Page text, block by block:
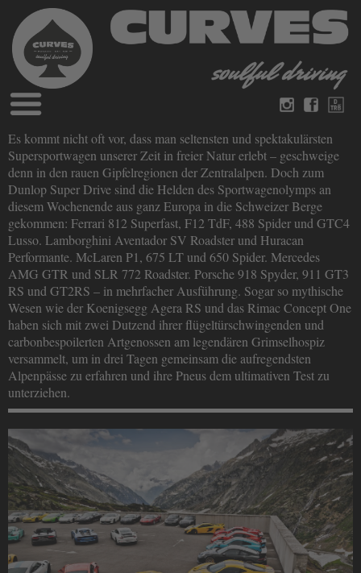
Blog
Magazine
Bücher
Videos
Deutsch Englisch
über Curves
Impressum
Datenschutz
Kontakt
Es kommt nicht oft vor, dass man seltensten und spektakulärsten
Supersportwagen unserer Zeit in freier Natur erlebt – geschweige
denn in den rauen Gipfelregionen der Zentralalpen. Doch zum
Dunlop Super Drive sind die Helden des Sportwagenolymps an
diesem Wochenende aus ganz Europa in die Schweizer Berge
gekommen: Ferrari 812 Superfast, F12 TdF, 488 Spider und GTC4
Lusso. Lamborghini Aventador SV Roadster und Huracan
Performante. McLaren P1, 675 LT und 650 Spider. Mercedes
AMG GTR und SLR 772 Roadster. Porsche 918 Spyder, 911 GT3
RS und GT2RS – in mehrfacher Ausführung. Sogar so mythische
Wesen wie der Koenigsegg Agera RS und das Rimac Concept One
haben sich mit zwei Dutzend ihrer flügeltürschwingenden und
carbonbespoilerten Artgenossen am legendären Grimselhospiz
versammelt, um in drei Tagen gemeinsam die aufregendsten
Alpenpässe zu erfahren und ihre Pneus dem ultimativen Test zu
unterziehen.